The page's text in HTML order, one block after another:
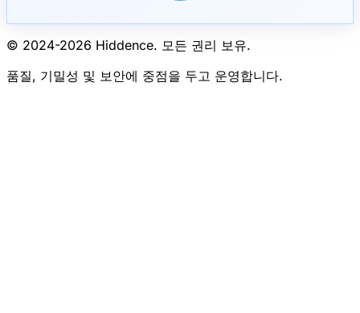
© 2024-2026 Hiddence. 모든 권리 보유.
품질, 기밀성 및 보안에 중점을 두고 운영합니다.